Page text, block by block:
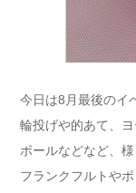
今日は8月最後のイ
輪投げや的あて、
ボールなどなど、
フランクフルトや